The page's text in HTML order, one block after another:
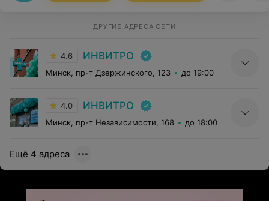
ДРУГИЕ АДРЕСА СЕТИ
4.6 ИНВИТРО
Минск, пр-т Дзержинского, 123 до 19:00
4.0 ИНВИТРО
Минск, пр-т Независимости, 168 до 18:00
Ещё 4 адреса